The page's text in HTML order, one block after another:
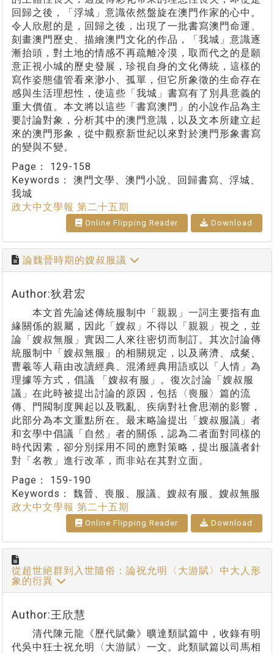
回歸之後，「浮城」意識依然盤旋在澳門作家的心中。
令人欣慰的是，回歸之後，出現了一批書寫澳門命運、
刻畫澳門歷史、描繪澳門文化的作品，「我城」意識逐
漸抬頭，對土地的情感不再疏離冷漠，取而代之的是願
意正視小城的歷史發展，珍視自身的文化傳統，這樣的
寫作姿態儘管看來渺小、孤單，但它所象徵的生命存在
感與生活理想性，使這些「我城」書寫有了別具意義的
重大價值。本文將以這些「書寫澳門」的小說作品為主
要討論對象，分析其中的澳門意識，以及文本所建立起
來的澳門形象，從中觀察新世紀以來對於澳門形象書寫
的變與不變。
Page： 129-158
Keywords： 澳門文學、澳門小說、回歸書寫、浮城、
我城
政大中文學報 第二十五期
Online Flipping Reader Download
論魏晉時期的嫂叔服議
Author:狄君宏
本文首先論述傳統服制中「親親」一詞主要指有血
緣關係的親屬，因此「嫂叔」不得以「親親」視之，並
論「嫂叔無服」實因二人來往密切而制訂。其次討論傳
統服制中「嫂叔無服」的相關規定，以及蔣濟、成粲、
曹羲等人藉由改讀經典、混淆經典用語或以「人情」為
理據等方式，倡議 「嫂叔有服」。復次討論「嫂叔服
議」在此時被提出討論的原因，包括〈喪服〉篇的流
傳、門閥制度興起以及戰亂、疾病對社會思潮的影響，
此部分為本文重點所在。最末略論提出「嫂叔服議」者
和玄學中倡議「自然」者的關係，認為二者面對同樣的
時代因素，卻分別採用不同的應對策略，提出服議者針
對「名教」進行改革，而非站在其對立面。
Page： 159-190
Keywords： 魏晉、喪服、服議、嫂叔有服、嫂叔無服
政大中文學報 第二十五期
Online Flipping Reader Download
從超世絕群到入世隨俗：論祝允明〈大游賦〉中大人形
象的衍異
Author:王欣慧
清代陳元龍《歷代賦彙》曠達類賦篇中，收錄有明
代吳中狂士祝允明〈大游賦〉一文。此類賦篇以司馬相